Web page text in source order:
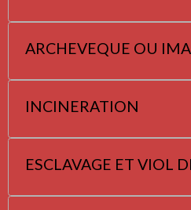
ARCHEVEQUE OU
INCINERATION
ESCLAVAGE ET VIOL